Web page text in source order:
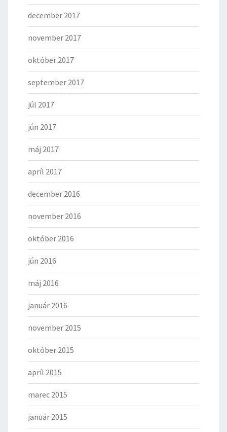
december 2017
november 2017
október 2017
september 2017
júl 2017
jún 2017
máj 2017
apríl 2017
december 2016
november 2016
október 2016
jún 2016
máj 2016
január 2016
november 2015
október 2015
apríl 2015
marec 2015
január 2015